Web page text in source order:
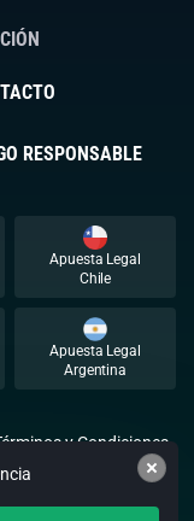
RESPONSABLE
Apuesta Legal
Chile
Apuesta Legal
Argentina
y Condiciones
reservados.